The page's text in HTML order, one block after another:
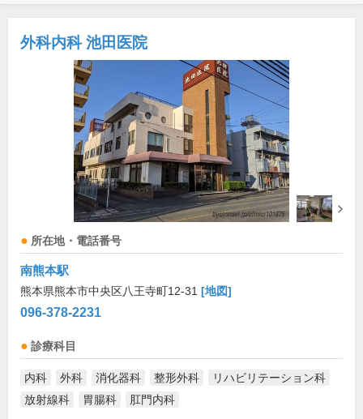
外科内科 池田医院
所在地・電話番号
南熊本駅
熊本県熊本市中央区八王寺町12-31 [地図]
096-378-2231
診療科目
内科 外科 消化器科 整形外科
リハビリテーション科
放射線科
胃腸科 肛門内科